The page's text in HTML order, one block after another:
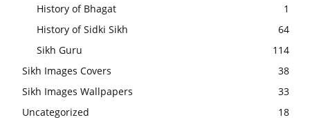
History of Bhagat
1
History of Sidki Sikh
64
Sikh Guru
114
Sikh Images Covers
38
Sikh Images Wallpapers
33
Uncategorized
18